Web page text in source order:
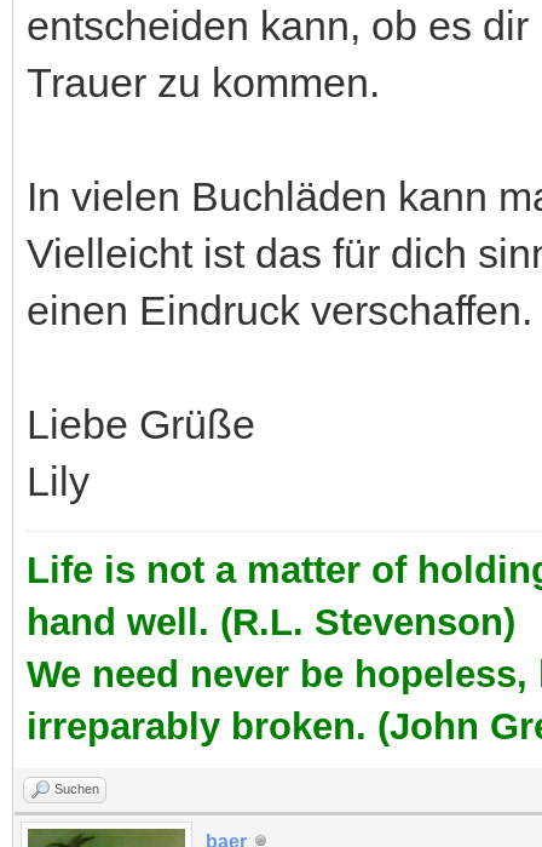
entscheiden kann, ob es
Trauer zu kommen.
In vielen Buchläden kann
Vielleicht ist das für dich
einen Eindruck verschaffen.
Liebe Grüße
Lily
Life is not a matter of
hand well. (R.L. Stevenson)
We need never be
irreparably broken. (John
Suchen
baer